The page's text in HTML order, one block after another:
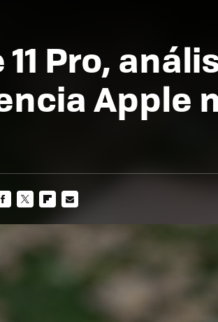
Pro,
Apple